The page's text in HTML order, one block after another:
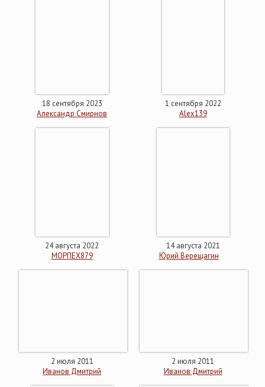
18 сентября 2023
Александр Смирнов
1 сентября 2022
Alex139
24 августа 2022
МОРПЕХ879
14 августа 2021
Юрий Верещагин
2 июля 2011
Иванов Дмитрий
2 июля 2011
Иванов Дмитрий